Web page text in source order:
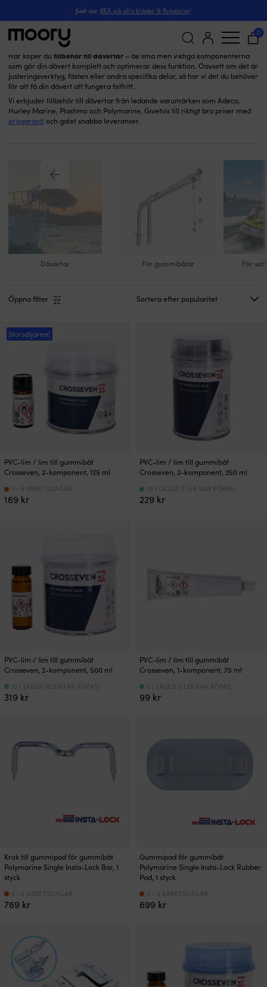
Just nu: REA på alla kläder & flytvästar!
Sök
efter:
0
Tillbehör till dävertar (21)
Här köper du tillbehör till dävertar – de små men viktiga komponenterna
som gör din dävert komplett och optimerar dess funktion. Oavsett om det är
justeringsverktyg, fästen eller andra specifika delar, så har vi det du behöver
för att få din dävert att fungera felfritt.
Vi erbjuder tillbehör till dävertar från ledande varumärken som Adeco,
Hurley Marine, Plastimo och Polymarine. Givetvis till riktigt bra priser med
prisgaranti och galet snabba leveranser.
Dävertar För gummibåtar För
Öppna filter
Storsäljaren!
PVC-lim / lim till gummibåt
Crosseven, 2-komponent, 125 ml
169 kr
3 - 6 ARBETSDAGAR
PVC-lim / lim till gummibåt
Crosseven, 2-komponent, 250 ml
229 kr
10 I LAGER (FLER KAN KÖPAS)
PVC-lim / lim till gummibåt
Crosseven, 2-komponent, 500 ml
319 kr
10 I LAGER (FLER KAN KÖPAS)
PVC-lim / lim till gummibåt
Crosseven, 1-komponent, 75 ml
99 kr
5 I LAGER (FLER KAN KÖPAS)
Krok till gummipad för gummibåt
Polymarine Single Insta-Lock Bar, 1
styck
769 kr
3 - 6 ARBETSDAGAR
Gummipad för gummibåt
Polymarine Single Insta-Lock Rubber
Pad, 1 styck
699 kr
3 - 6 ARBETSDAGAR